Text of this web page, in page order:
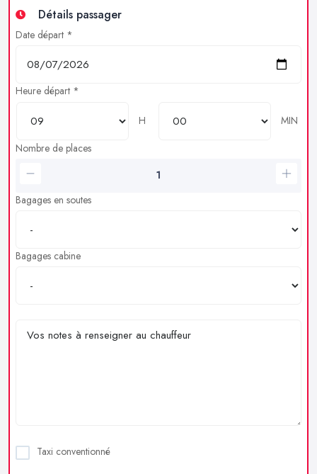
Détails passager
Date départ *
Heure départ *
H
MIN
Nombre de places
Bagages en soutes
Bagages cabine
Taxi conventionné